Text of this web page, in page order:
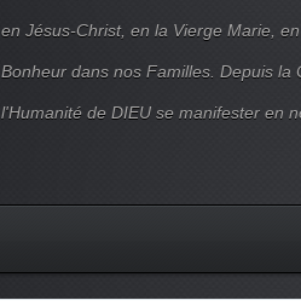
en Jésus-Christ, en la Vierge Marie,
Bonheur dans nos Familles. Depuis la
l'Humanité de DIEU se manifester en